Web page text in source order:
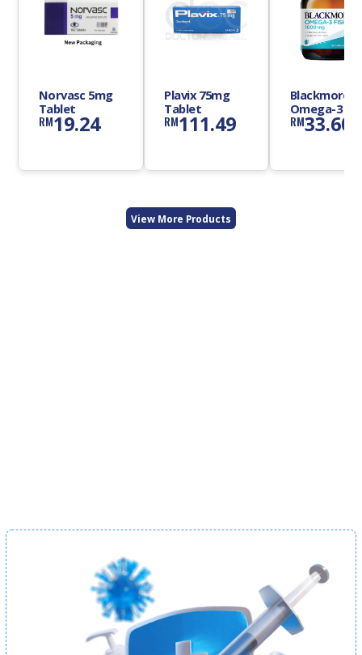
Norvasc 5mg
Tablet
RM19.24
Plavix 75mg
Tablet
RM111.49
Blackmores
Omega-3
Oil 1000mg
Capsule
RM33.60
View More Products